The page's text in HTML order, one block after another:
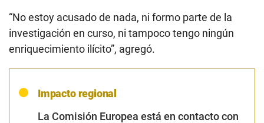
“No estoy acusado de nada, ni formo parte de la
investigación en curso, ni tampoco tengo ningún
enriquecimiento ilícito”, agregó.
Impacto regional
La Comisión Europea está en contacto con